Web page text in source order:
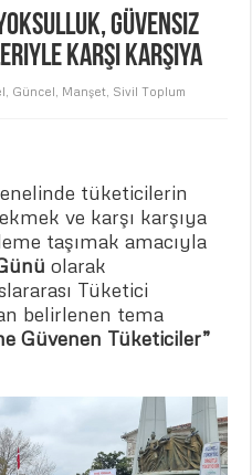
Güvensiz
Karşı Karşıya
Güncel Manşet Sivil Toplum
tüketicilerin
ve karşı karşıya
taşımak amacıyla
olarak
Tüketici
belirlenen tema
Güvenen Tüketiciler”